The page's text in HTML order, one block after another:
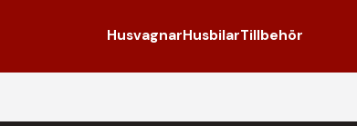
HusvagnarHusbilarTillbehör